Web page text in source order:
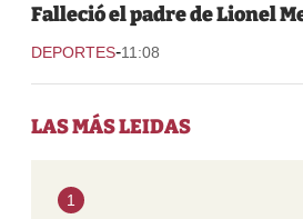
Falleció el padre de Lionel
DEPORTES-11:08
LAS MÁS LEIDAS
1